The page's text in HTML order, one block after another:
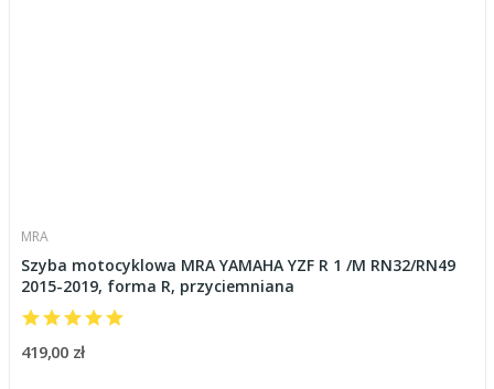
MRA
Szyba motocyklowa MRA YAMAHA YZF R 1 /M RN32/RN49
2015-2019, forma R, przyciemniana
419,00 zł